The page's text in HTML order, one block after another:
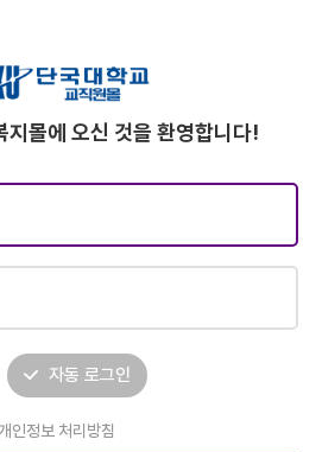
지몰에 오신 것을 환영합니다!
자동 로그인
인정보 처리방침